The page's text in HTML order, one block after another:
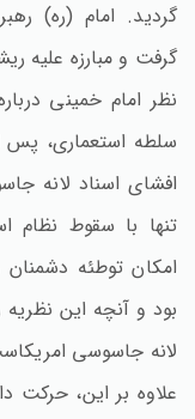
گردید. امام (ره‌)
گرفت و مبارزه علیه
نظر امام خمینی
سلطه استعماری‌، پس
افشای اسناد لانه
تنها با سقوط نظام
امکان توطئه
بود و آنچه این
لانه جاسوسی
علاوه بر این‌، حرکت